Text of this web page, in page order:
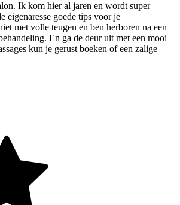
Ik kom hier al jaren en wordt super
eigenaresse goede tips voor je
met volle teugen en ben herboren na een
En ga de deur uit met een mooi
kun je gerust boeken of een zalige